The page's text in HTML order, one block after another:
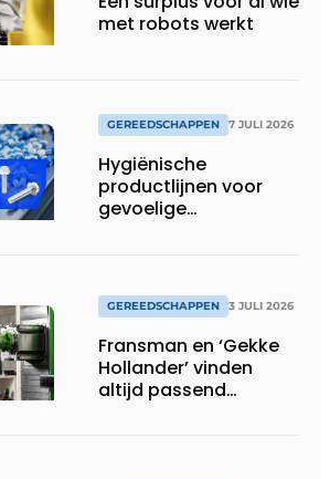
met robots werkt
GEREEDSCHAPPEN 7 JULI 2026
Hygiënische
productlijnen voor
gevoelige
GEREEDSCHAPPEN 3 JULI 2026
Fransman en ‘Gekke
Hollander’ vinden
altijd passend